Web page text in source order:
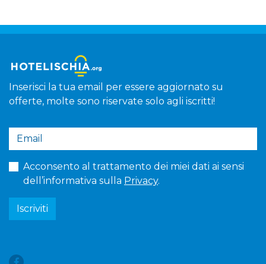
Inserisci la tua email per essere aggiornato su
offerte, molte sono riservate solo agli iscritti!
Acconsento al trattamento dei miei dati ai sensi
dell’informativa sulla Privacy.
Iscriviti